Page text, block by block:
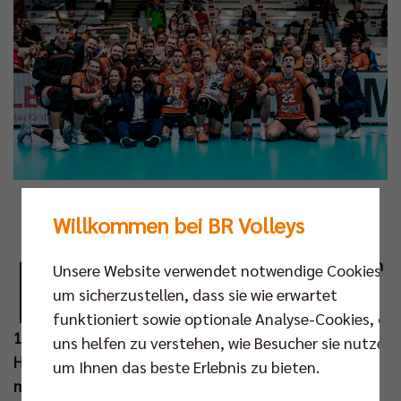
N icht nur sportlich erfolgreich, sondern auch
höchst unterhaltsam spielten sich die BR
Volleys am Samstag ins Finale des
1KOMMA5° Ligacups. Der Deutsche Meister siegte im
Halbfinale gegen die SVG Lüneburg erneut souverän
mit 3:0 (25:22, 25:10, 25:19). Im Endspiel treffen die
Willkommen bei BR Volleys
Unsere Website verwendet notwendige Cookies,
um sicherzustellen, dass sie wie erwartet
funktioniert sowie optionale Analyse-Cookies, die
uns helfen zu verstehen, wie Besucher sie nutzen,
um Ihnen das beste Erlebnis zu bieten.